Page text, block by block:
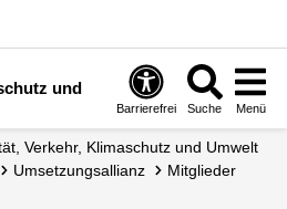
und
Barrierefrei Suche Menü
Verkehr, Klimaschutz und Umwelt
Umsetzungs­allianz
Mitglieder